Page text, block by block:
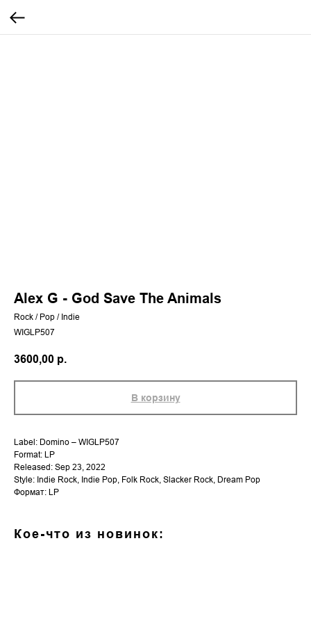
Alex G - God Save The Animals
Rock / Pop / Indie
WIGLP507
3600,00 р.
В корзину
Label: Domino – WIGLP507
Format: LP
Released: Sep 23, 2022
Style: Indie Rock, Indie Pop, Folk Rock, Slacker Rock, Dream Pop
Формат: LP
Кое-что из новинок: